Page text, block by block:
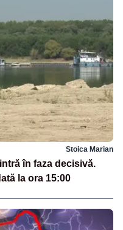
Stoica Marian
în faza decisivă.
la ora 15:00